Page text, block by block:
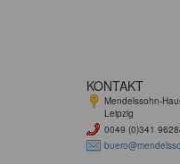
KONTAKT
Mendelssohn-
Leipzig
0049 (0)341